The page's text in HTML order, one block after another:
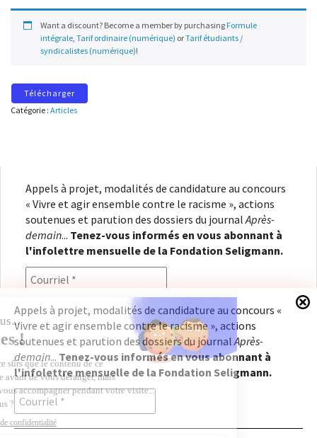
Want a discount? Become a member by purchasing Formule
intégrale, Tarif ordinaire (numérique) orTarif étudiants /
syndicalistes (numérique)!
Télécharger
Catégorie : Articles
Appels à projet, modalités de candidature au concours
« Vivre et agir ensemble contre le racisme », actions
soutenues et parution des dossiers du journal Après-
demain... Tenez-vous informés en vous abonnant à
l'infolettre mensuelle de la Fondation Seligmann.
En renseignant votre adresse électronique, vous
consentez à recevoir l'infolettre de la Fondation
Seligmann, conformément à notrepolitique de
confidentialité. Il vous sera possible de vous
désabonner à tout moment.
Appels à projet, modalités de candidature au concours «
Vivre et agir ensemble contre le racisme », actions
soutenues et parution des dossiers du journalAprès-
demain... Tenez-vous informés en vous abonnant à
l'infolettre mensuelle de la Fondation Seligmann.